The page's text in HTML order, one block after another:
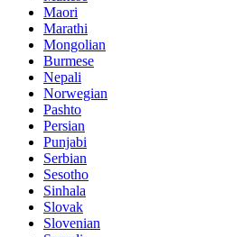
Maori
Marathi
Mongolian
Burmese
Nepali
Norwegian
Pashto
Persian
Punjabi
Serbian
Sesotho
Sinhala
Slovak
Slovenian